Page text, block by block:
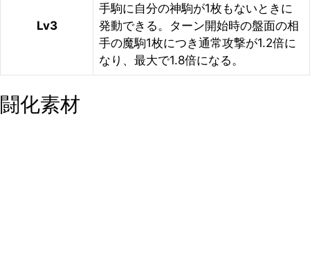
Lv3
手駒に自分の神駒が1枚もないときに
発動できる。ターン開始時の盤面の相
手の魔駒1枚につき通常攻撃が1.2倍に
なり、最大で1.8倍になる。
闘化素材